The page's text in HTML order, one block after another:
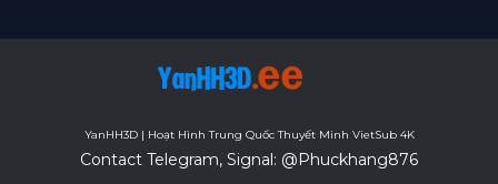
YanHH3D | Hoạt Hình Trung Quốc Thuyết Minh VietSub 4K
Contact Telegram, Signal: @Phuckhang876